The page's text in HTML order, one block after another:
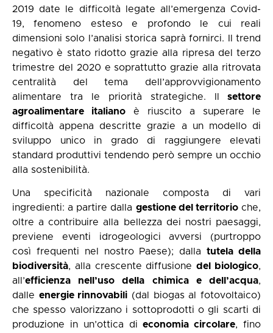
2019 date le difficoltà legate all’emergenza Covid-
19, fenomeno esteso e profondo le cui reali
dimensioni solo l’analisi storica saprà fornirci. Il trend
negativo è stato ridotto grazie alla ripresa del terzo
trimestre del 2020 e soprattutto grazie alla ritrovata
centralità del tema dell’approvvigionamento
alimentare tra le priorità strategiche. Il settore
agroalimentare italiano è riuscito a superare le
difficoltà appena descritte grazie a un modello di
sviluppo unico in grado di raggiungere elevati
standard produttivi tendendo però sempre un occhio
alla sostenibilità.
Una specificità nazionale composta di vari
ingredienti: a partire dalla gestione del territorioche,
oltre a contribuire alla bellezza dei nostri paesaggi,
previene eventi idrogeologici avversi (purtroppo
così frequenti nel nostro Paese); dallatutela della
biodiversità, alla crescente diffusionedel biologico,
all’efficienza nell’uso della chimica e dell’acqua,
dalle energie rinnovabili (dal biogas al fotovoltaico)
che spesso valorizzano i sottoprodotti o gli scarti di
produzione in un’ottica dieconomia circolare, fino